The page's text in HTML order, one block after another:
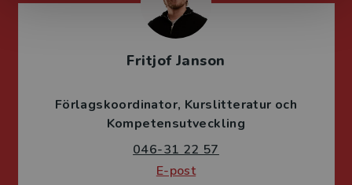
Fritjof Janson
Förlagskoordinator Kurslitteratur och
Kompetensutveckling
046-31 22 57
E-post